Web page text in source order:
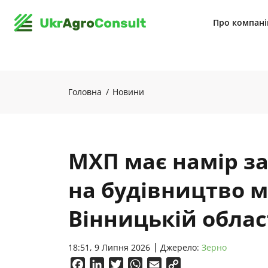
Про
Головна Новини
МХП має намір
на будівництво
Вінницькій
18:51, 9 Липня 2026 Джерело: Зерно
FacebookLinkedInTwitterWhatsApp
Email